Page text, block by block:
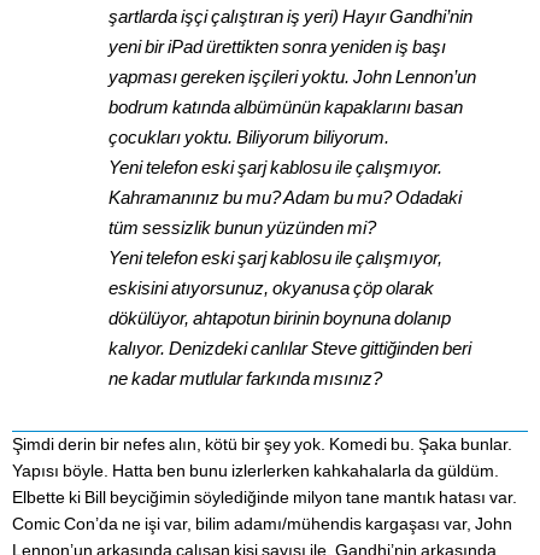
şartlarda işçi çalıştıran iş yeri) Hayır Gandhi’nin
yeni bir iPad ürettikten sonra yeniden iş başı
yapması gereken işçileri yoktu. John Lennon’un
bodrum katında albümünün kapaklarını basan
çocukları yoktu. Biliyorum biliyorum.
Yeni telefon eski şarj kablosu ile çalışmıyor.
Kahramanınız bu mu? Adam bu mu? Odadaki
tüm sessizlik bunun yüzünden mi?
Yeni telefon eski şarj kablosu ile çalışmıyor,
eskisini atıyorsunuz, okyanusa çöp olarak
dökülüyor, ahtapotun birinin boynuna dolanıp
kalıyor. Denizdeki canlılar Steve gittiğinden beri
ne kadar mutlular farkında mısınız?
Şimdi derin bir nefes alın, kötü bir şey yok. Komedi bu. Şaka bunlar.
Yapısı böyle. Hatta ben bunu izlerlerken kahkahalarla da güldüm.
Elbette ki Bill beyciğimin söylediğinde milyon tane mantık hatası var.
Comic Con’da ne işi var, bilim adamı/mühendis kargaşası var, John
Lennon’un arkasında çalışan kişi sayısı ile, Gandhi’nin arkasında